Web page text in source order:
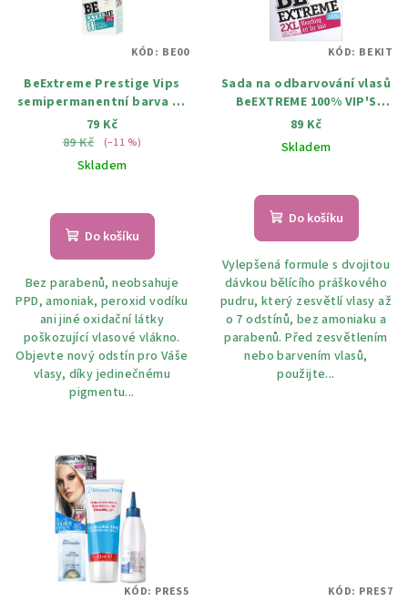
BeExtreme Prestige Vips
semipermanentní barva na
vlasy 00 Neutral corrector
100ml
79 Kč
89 Kč
(–11 %)
Skladem
Do košíku
Bez parabenů, neobsahuje
PPD, amoniak, peroxid vodíku
ani jiné oxidační látky
poškozující vlasové vlákno.
Objevte nový odstín pro Váše
vlasy, díky jedinečnému
pigmentu...
KÓD: BE00
Sada na odbarvování vlasů
BeEXTREME 100% VIP'S
PRESTIGE 2XL
89 Kč
Skladem
Do košíku
Vylepšená formule s dvojitou
dávkou bělícího práškového
pudru, který zesvětlí vlasy až
o 7 odstínů, bez amoniaku a
parabenů. Před zesvětlením
nebo barvením vlasů,
použijte...
KÓD: BEKIT
KÓD: PRES5 KÓD: PRES7